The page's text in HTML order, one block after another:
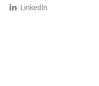
LinkedIn